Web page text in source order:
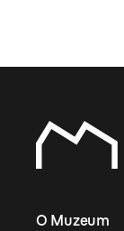
O Muzeum